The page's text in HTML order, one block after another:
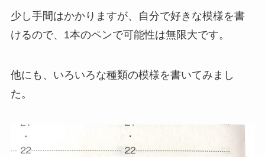
少し手間はかかりますが、自分で好きな模様を書
けるので、1本のペンで可能性は無限大です。
他にも、いろいろな種類の模様を書いてみまし
た。